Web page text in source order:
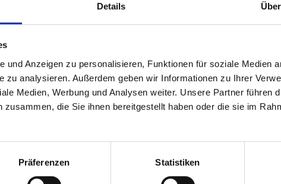
Details
und Anzeigen zu personalisieren, Funktionen für soziale Medien
zu analysieren. Außerdem geben wir Informationen zu Ihrer
Medien, Werbung und Analysen weiter. Unsere Partner führen
zusammen, die Sie ihnen bereitgestellt haben oder die sie im
Präferenzen Statistiken
cfg